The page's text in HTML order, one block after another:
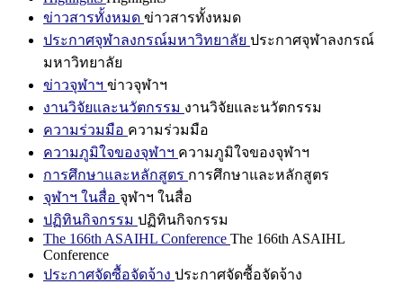
ข่าวสารทั้งหมด ข่าวสารทั้งหมด
ประกาศจุฬาลงกรณ์มหาวิทยาลัย ประกาศจุฬาลงกรณ์
มหาวิทยาลัย
ข่าวจุฬาฯ ข่าวจุฬาฯ
งานวิจัยและนวัตกรรม งานวิจัยและนวัตกรรม
ความร่วมมือ ความร่วมมือ
ความภูมิใจของจุฬาฯ ความภูมิใจของจุฬาฯ
การศึกษาและหลักสูตร การศึกษาและหลักสูตร
จุฬาฯ ในสื่อ จุฬาฯ ในสื่อ
ปฏิทินกิจกรรม ปฏิทินกิจกรรม
The 166th ASAIHL Conference The 166th ASAIHL
Conference
ประกาศจัดซื้อจัดจ้าง ประกาศจัดซื้อจัดจ้าง